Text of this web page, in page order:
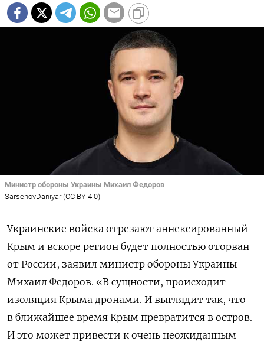
Министр обороны Украины Михаил Федоров
SarsenovDaniyar (CC BY 4.0)
Украинские войска отрезают аннексированный
Крым и вскоре регион будет полностью оторван
от России, заявил министр обороны Украины
Михаил Федоров. «В сущности, происходит
изоляция Крыма дронами. И выглядит так, что
в ближайшее время Крым превратится в остров.
И это может привести к очень неожиданным